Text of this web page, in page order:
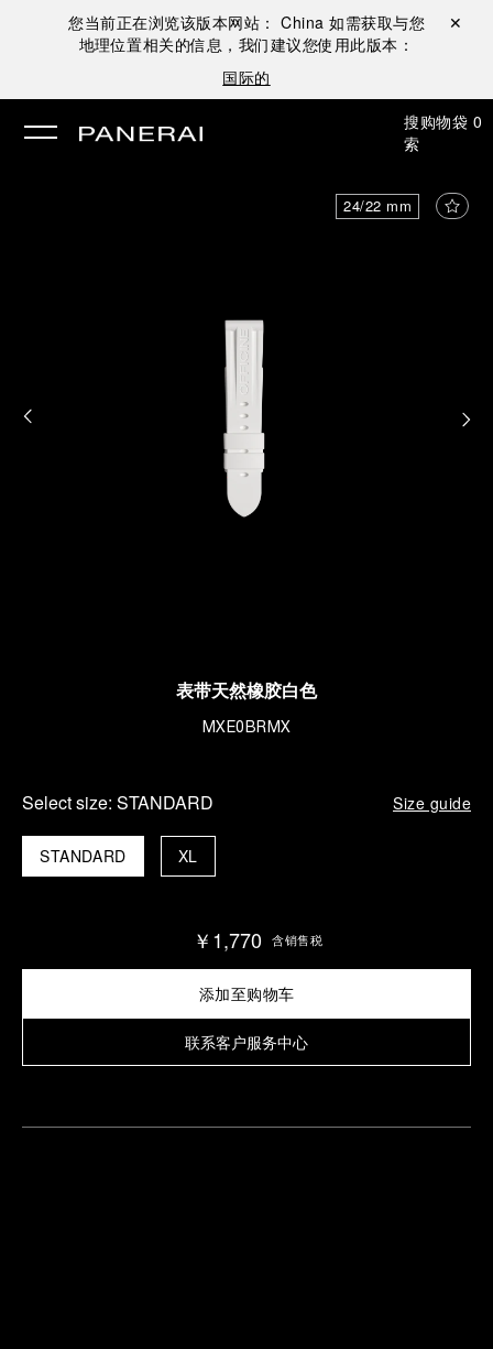
您当前正在浏览该版本网站： China 如需获取与您
地理位置相关的信息，我们建议您使用此版本：
国际的
关闭 ✕
搜
索
购物袋 0
24/22 mm
表带天然橡胶白色
MXE0BRMX
Select size: STANDARD Size guide
STANDARD XL
￥1,770 含销售税
添加至购物车
联系客户服务中心